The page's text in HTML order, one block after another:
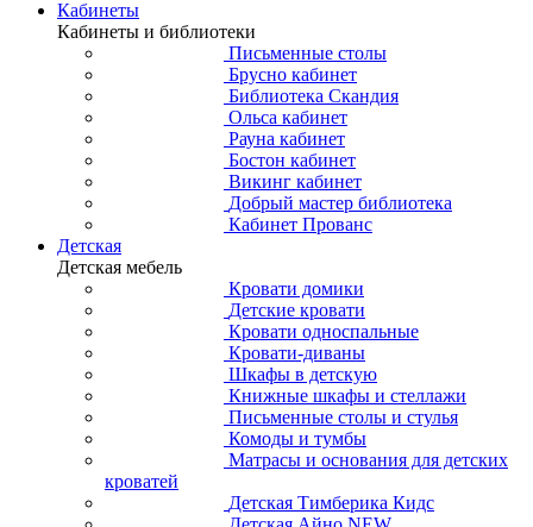
Кабинеты
Кабинеты и библиотеки
Письменные столы
Брусно кабинет
Библиотека Скандия
Ольса кабинет
Рауна кабинет
Бостон кабинет
Викинг кабинет
Добрый мастер библиотека
Кабинет Прованс
Детская
Детская мебель
Кровати домики
Детские кровати
Кровати односпальные
Кровати-диваны
Шкафы в детскую
Книжные шкафы и стеллажи
Письменные столы и стулья
Комоды и тумбы
Матрасы и основания для детских
кроватей
Детская Тимберика Кидс